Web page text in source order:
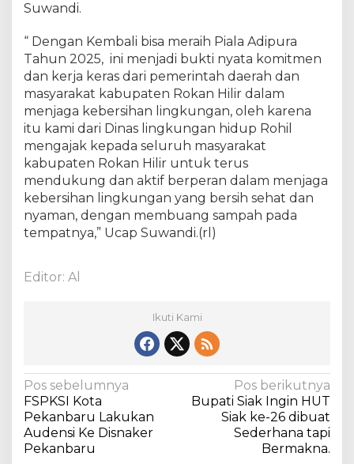
Suwandi.
“ Dengan Kembali bisa meraih Piala Adipura
Tahun 2025, ini menjadi bukti nyata komitmen
dan kerja keras dari pemerintah daerah dan
masyarakat kabupaten Rokan Hilir dalam
menjaga kebersihan lingkungan, oleh karena
itu kami dari Dinas lingkungan hidup Rohil
mengajak kepada seluruh masyarakat
kabupaten Rokan Hilir untuk terus
mendukung dan aktif berperan dalam menjaga
kebersihan lingkungan yang bersih sehat dan
nyaman, dengan membuang sampah pada
tempatnya,” Ucap Suwandi.(rl)
Editor: Al
Ikuti Kami
N
a
v
i
Pos sebelumnya
FSPKSI Kota
Pekanbaru Lakukan
Audensi Ke Disnaker
Pekanbaru
Pos berikutnya
Bupati Siak Ingin HUT
Siak ke-26 dibuat
Sederhana tapi
Bermakna.